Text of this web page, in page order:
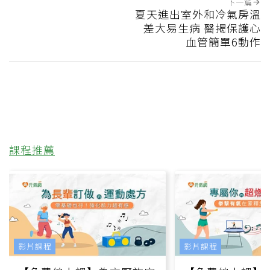
夏天進出室外和冷氣房溫
差大易生病 醫揭保護心
血管簡單6動作
課程推薦
影片課程 影片課程